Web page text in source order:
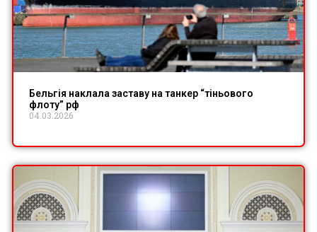
Бельгія наклала заставу на танкер “тіньового
флоту” рф
04.03.2026